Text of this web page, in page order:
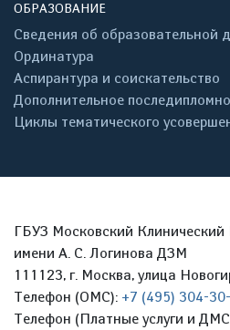
ОБРАЗОВАНИЕ
Сведения об образовательной
Ординатура
Аспирантура и соискательство
Дополнительное
Циклы тематического
ГБУЗ Московский
имени А. С. Логинова ДЗМ
111123, г. Москва, улица
Телефон (ОМС): +7 (495) 304-
Телефон (Платные услуги и